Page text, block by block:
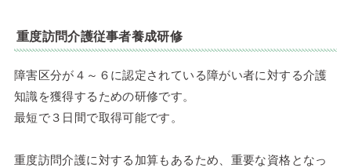
重度訪問介護従事者養成研修
障害区分が４～６に認定されている障がい者に対する介護
知識を獲得するための研修です。
最短で３日間で取得可能です。
重度訪問介護に対する加算もあるため、重要な資格となっ